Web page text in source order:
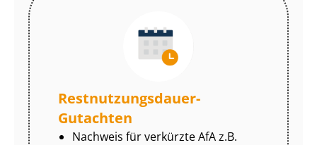
Rest­nut­zungs­dau­er-
Gutachten
Nachweis für verkürzte AfA z.B.